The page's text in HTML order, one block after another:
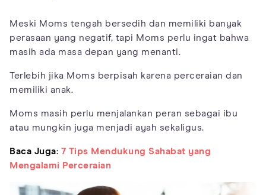
Meski Moms tengah bersedih dan memiliki banyak
perasaan yang negatif, tapi Moms perlu ingat bahwa
masih ada masa depan yang menanti.
Terlebih jika Moms berpisah karena perceraian dan
memiliki anak.
Moms masih perlu menjalankan peran sebagai ibu
atau mungkin juga menjadi ayah sekaligus.
Baca Juga: 7 Tips Mendukung Sahabat yang
Mengalami Perceraian